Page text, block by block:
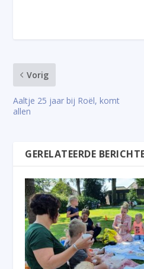
Vorig
Aaltje 25 jaar bij Roël, komt
allen
GERELATEERDE